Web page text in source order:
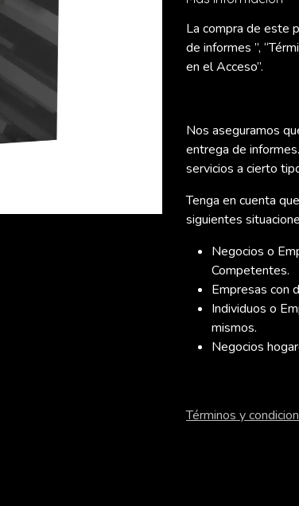
La compra de este
de informes ”,
en el Acceso”.
Nos aseguramos
entrega de
servicios a cierto
Tenga en cuenta que
siguientes
Negocios o
Competentes.
Empresas con
Individuos o
mismos.
Negocios
Términos y